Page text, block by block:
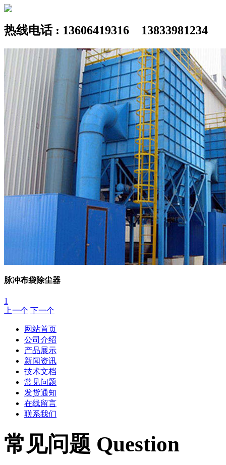
热线电话 : 13606419316 13833981234
脉冲布袋除尘器
1
上一个 下一个
网站首页
公司介绍
产品展示
新闻资讯
技术文档
常见问题
发货通知
在线留言
联系我们
常见问题 Question